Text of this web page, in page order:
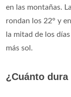
en las montañas.
rondan los 22° y
la mitad de los
más sol.
¿Cuánto